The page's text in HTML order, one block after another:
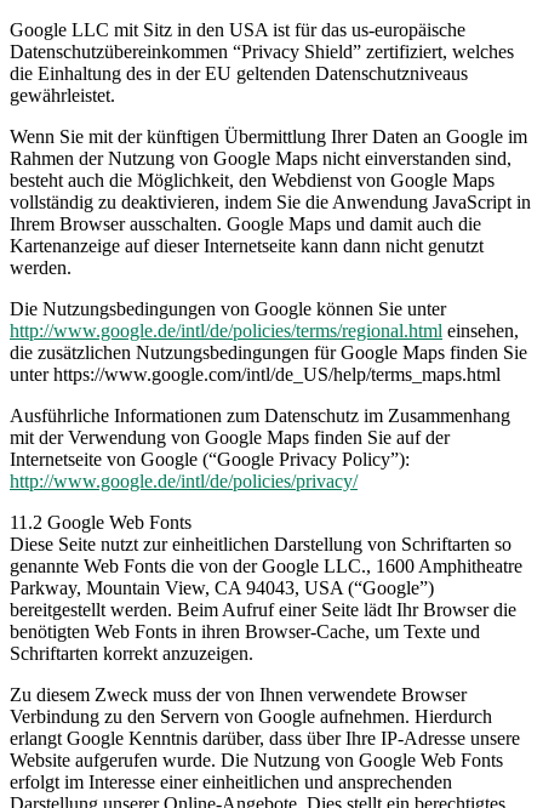
Google LLC mit Sitz in den USA ist für das us-europäische
Datenschutzübereinkommen “Privacy Shield” zertifiziert, welches
die Einhaltung des in der EU geltenden Datenschutzniveaus
gewährleistet.
Wenn Sie mit der künftigen Übermittlung Ihrer Daten an Google im
Rahmen der Nutzung von Google Maps nicht einverstanden sind,
besteht auch die Möglichkeit, den Webdienst von Google Maps
vollständig zu deaktivieren, indem Sie die Anwendung JavaScript in
Ihrem Browser ausschalten. Google Maps und damit auch die
Kartenanzeige auf dieser Internetseite kann dann nicht genutzt
werden.
Die Nutzungsbedingungen von Google können Sie unter
http://www.google.de/intl/de/policies/terms/regional.html einsehen,
die zusätzlichen Nutzungsbedingungen für Google Maps finden Sie
unter https://www.google.com/intl/de_US/help/terms_maps.html
Ausführliche Informationen zum Datenschutz im Zusammenhang
mit der Verwendung von Google Maps finden Sie auf der
Internetseite von Google (“Google Privacy Policy”):
http://www.google.de/intl/de/policies/privacy/
11.2 Google Web Fonts
Diese Seite nutzt zur einheitlichen Darstellung von Schriftarten so
genannte Web Fonts die von der Google LLC., 1600 Amphitheatre
Parkway, Mountain View, CA 94043, USA (“Google”)
bereitgestellt werden. Beim Aufruf einer Seite lädt Ihr Browser die
benötigten Web Fonts in ihren Browser-Cache, um Texte und
Schriftarten korrekt anzuzeigen.
Zu diesem Zweck muss der von Ihnen verwendete Browser
Verbindung zu den Servern von Google aufnehmen. Hierdurch
erlangt Google Kenntnis darüber, dass über Ihre IP-Adresse unsere
Website aufgerufen wurde. Die Nutzung von Google Web Fonts
erfolgt im Interesse einer einheitlichen und ansprechenden
Darstellung unserer Online-Angebote. Dies stellt ein berechtigtes